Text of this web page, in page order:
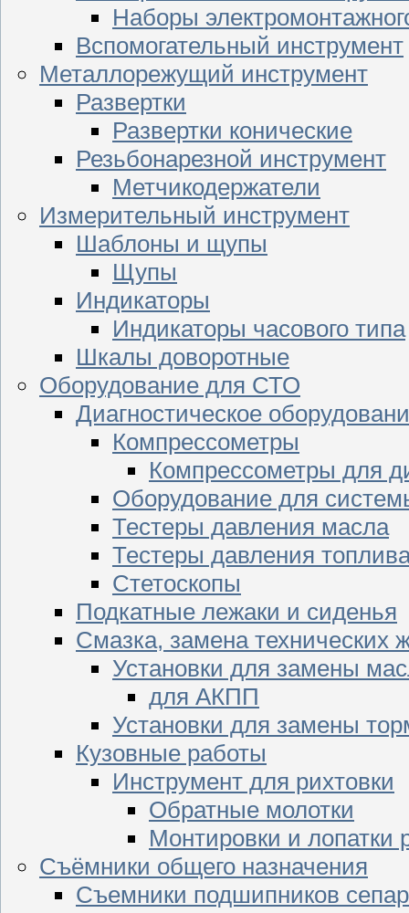
Наборы
Вспомогательный инструмент
Металлорежущий инструмент
Развертки
Развертки конические
Резьбонарезной инструмент
Метчикодержатели
Измерительный инструмент
Шаблоны и щупы
Щупы
Индикаторы
Индикаторы часового типа
Шкалы доворотные
Оборудование для СТО
Диагностическое
Компрессометры
Компрессометры для
Оборудование для
Тестеры давления масла
Тестеры давления
Стетоскопы
Подкатные лежаки и сиденья
Смазка, замена технических
Установки для замены
для АКПП
Установки для замены
Кузовные работы
Инструмент для рихтовки
Обратные молотки
Монтировки и лопатки
Съёмники общего назначения
Съемники подшипников